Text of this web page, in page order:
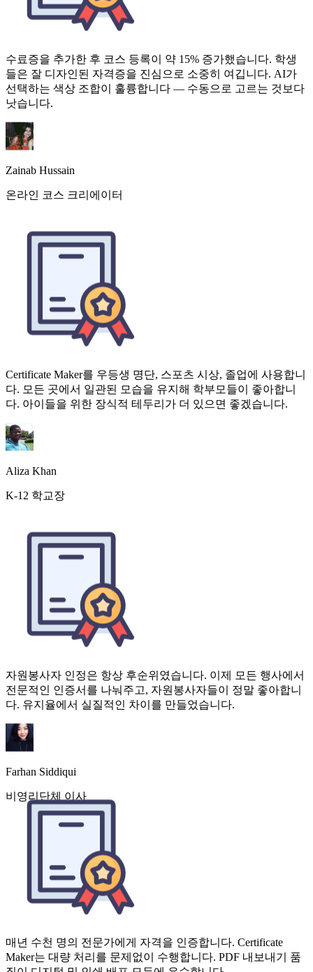
낫습니다.
Zainab Hussain
온라인 코스 크리에이터
다. 모든 곳에서 일관된 모습을 유지해 학부모들이 좋아합니
다. 아이들을 위한 장식적 테두리가 더 있으면 좋겠습니다.
Aliza Khan
K-12 학교장
전문적인 인증서를 나눠주고, 자원봉사자들이 정말 좋아합니
다. 유지율에서 실질적인 차이를 만들었습니다.
Farhan Siddiqui
비영리단체 이사
Maker는 대량 처리를 문제없이 수행합니다. PDF 내보내기 품
질이 디지털 및 인쇄 배포 모두에 우수합니다.
Sana Sheikh
회원 관리 코디네이터, 전문가 협회